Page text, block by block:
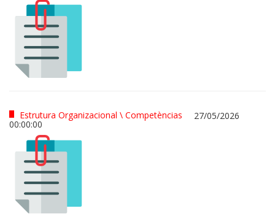
Estrutura Organizacional \ Competèncias 27/05/2026
00:00:00